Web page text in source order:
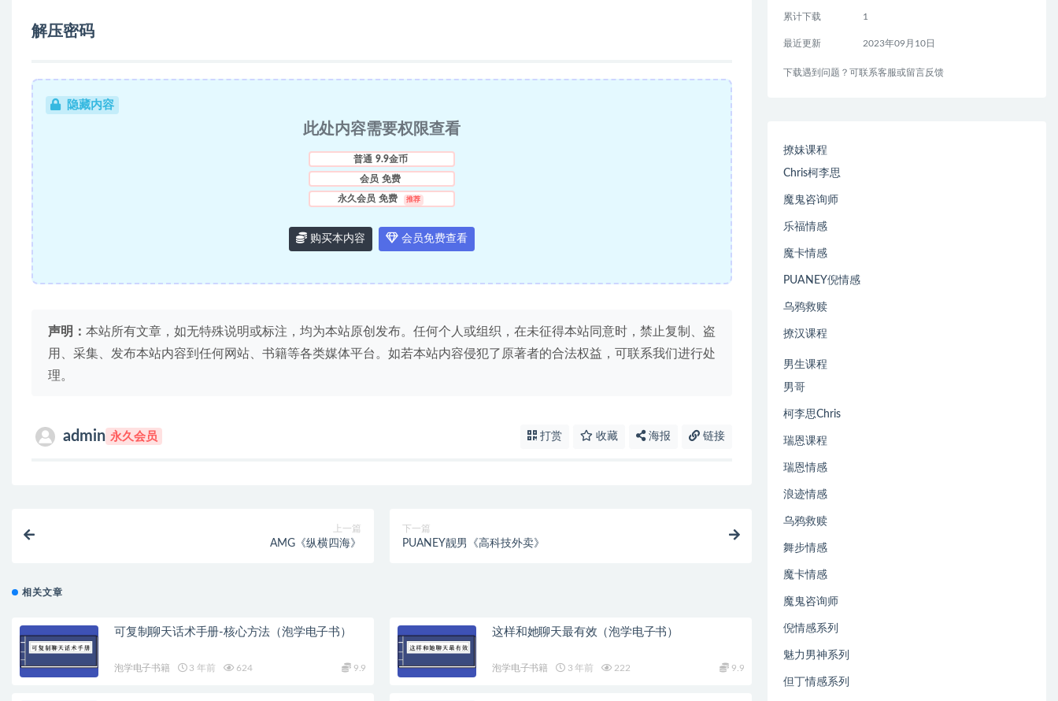
解压密码
隐藏内容
此处内容需要权限查看
普通 9.9金币
会员 免费
永久会员 免费 推荐
购买本内容 会员免费查看
声明： 本站所有文章，如无特殊说明或标注，均为本站原创发布。任何个人或组织，在未征得本站同意时，禁止复制、盗
用、采集、发布本站内容到任何网站、书籍等各类媒体平台。如若本站内容侵犯了原著者的合法权益，可联系我们进行处
理。
admin 永久会员 打赏 收藏 海报 链接
上一篇
AMG《纵横四海》
下一篇
PUANEY靓男《高科技外卖》
相关文章
可复制聊天话术手册-核心方法（泡学电子书）
泡学电子书籍 3 年前 624 9.9
这样和她聊天最有效（泡学电子书）
泡学电子书籍 3 年前 222 9.9
累计下载 1
最近更新 2023年09月10日
下载遇到问题？可联系客服或留言反馈
撩妹课程
Chris柯李思
魔鬼咨询师
乐福情感
魔卡情感
PUANEY倪情感
乌鸦救赎
撩汉课程
男生课程
男哥
柯李思Chris
瑞恩课程
瑞恩情感
浪迹情感
乌鸦救赎
舞步情感
魔卡情感
魔鬼咨询师
倪情感系列
魅力男神系列
但丁情感系列